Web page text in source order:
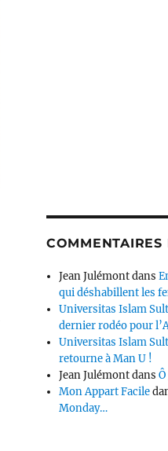
COMMENTAIRES
Jean Julémontdans
qui déshabillent les
Universitas Islam
dernier rodéo pour
Universitas Islam
retourne à Man U !
Jean Julémontdans
Mon Appart Facile
Monday…